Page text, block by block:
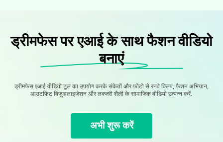
ड्रीमफेस पर एआई के साथ फैशन वीडियो
बनाएं
ड्रीमफेस एआई वीडियो टूल का उपयोग करके संकेतों और फ़ोटो से रनवे क्लिप, फैशन अभियान,
आउटफिट विज़ुअलाइज़ेशन और लक्जरी शैली के सामाजिक वीडियो उत्पन्न करें.
अभी शुरू करें